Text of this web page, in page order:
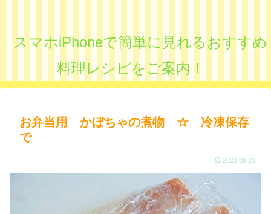
スマホiPhoneで簡単に見れるおすすめ
料理レシピをご案内！
お弁当用 かぼちゃの煮物 ☆ 冷凍保存
で
2023.09.23